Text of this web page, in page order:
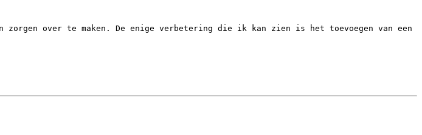
zorgen over te maken. De enige verbetering die ik kan zien is het toevoegen van een